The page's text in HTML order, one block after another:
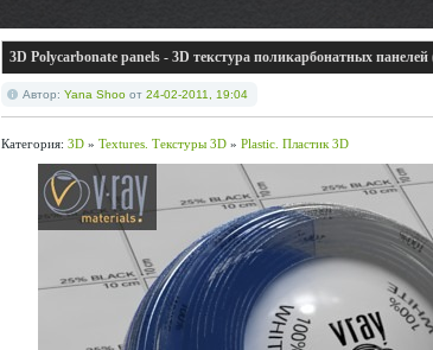
3D Polycarbonate panels - 3D текстура поликарбонатных
Автор: Yana Shooот 24-02-2011, 19:04
Категория: 3D» Textures. Текстуры 3D» Plastic. Пластик 3D